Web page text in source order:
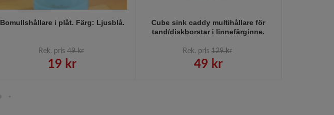
Bomullshållare i plåt. Färg: Ljusblå.
Rek. pris 49 kr
19 kr
Cube sink caddy multihållare för
tand/diskborstar i linnefärginne.
Rek. pris 129 kr
49 kr